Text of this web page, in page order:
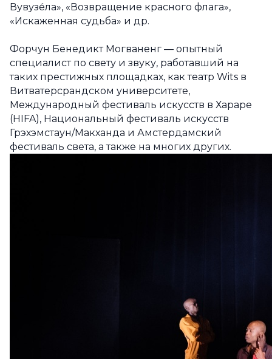
Вувузе́ла», «Возвращение красного флага»,
«Искаженная судьба» и др.
Форчун Бенедикт Могваненг — опытный
специалист по свету и звуку, работавший на
таких престижных площадках, как театр Wits в
Витватерсрандском университете,
Международный фестиваль искусств в Хараре
(HIFA), Национальный фестиваль искусств
Грэхэмстаун/Макханда и Амстердамский
фестиваль света, а также на многих других.